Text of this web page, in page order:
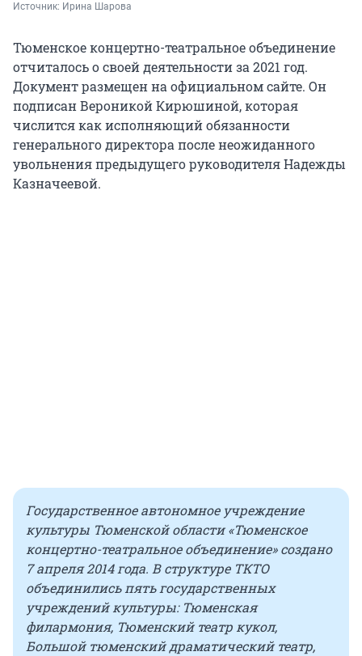
Источник: Ирина Шарова
Тюменское концертно-театральное объединение
отчиталось о своей деятельности за 2021 год.
Документ размещен на официальном сайте. Он
подписан Вероникой Кирюшиной, которая
числится как исполняющий обязанности
генерального директора после неожиданного
увольнения предыдущего руководителя Надежды
Казначеевой.
Государственное автономное учреждение
культуры Тюменской области «Тюменское
концертно-театральное объединение» создано
7 апреля 2014 года. В структуре ТКТО
объединились пять государственных
учреждений культуры: Тюменская
филармония, Тюменский театр кукол,
Большой тюменский драматический театр,